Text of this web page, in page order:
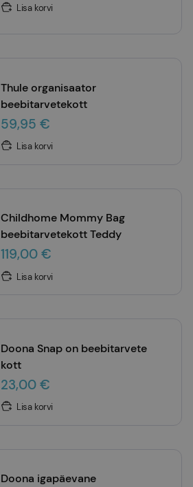
Lisa korvi
Thule organisaator
beebitarvetekott
59,95 €
Lisa korvi
Childhome Mommy Bag
beebitarvetekott Teddy
119,00 €
Lisa korvi
Doona Snap on beebitarvete
kott
23,00 €
Lisa korvi
Doona igapäevane